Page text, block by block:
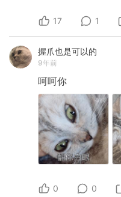
17 1
握爪也是可以的
9年前
呵呵你
0 0